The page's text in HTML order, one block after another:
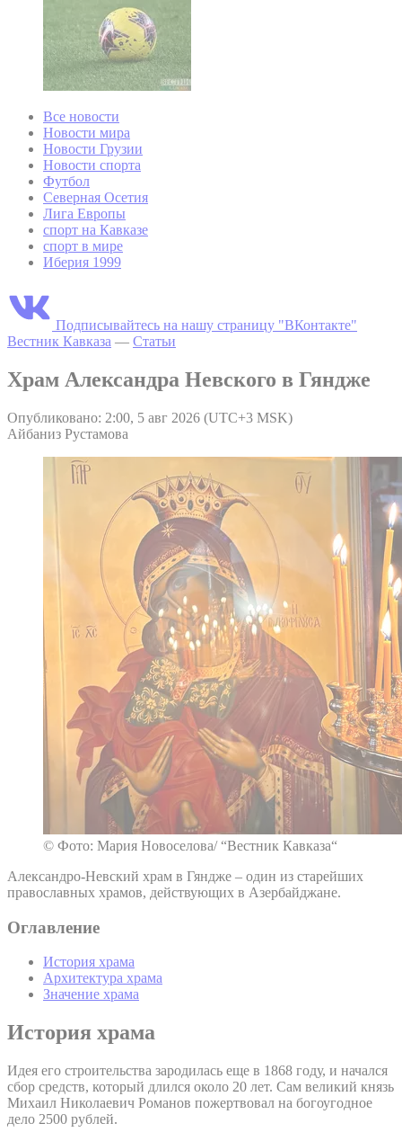
Все новости
Новости мира
Новости Грузии
Новости спорта
Футбол
Северная Осетия
Лига Европы
спорт на Кавказе
спорт в мире
Иберия 1999
Подписывайтесь на нашу страницу "ВКонтакте"
Вестник Кавказа — Статьи
Храм Александра Невского в Гяндже
Опубликовано: 2:00, 5 авг 2026 (UTC+3 MSK)
Айбаниз Рустамова
© Фото: Мария Новоселова/ “Вестник Кавказа“
Александро-Невский храм в Гяндже – один из старейших
православных храмов, действующих в Азербайджане.
Оглавление
История храма
Архитектура храма
Значение храма
История храма
Идея его строительства зародилась еще в 1868 году, и начался
сбор средств, который длился около 20 лет. Сам великий князь
Михаил Николаевич Романов пожертвовал на богоугодное
дело 2500 рублей.